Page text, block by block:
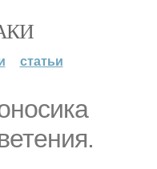
статьи